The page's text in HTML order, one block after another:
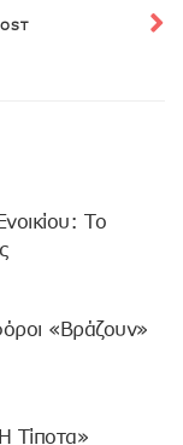
Το
«βράζουν»
Τίποτα»